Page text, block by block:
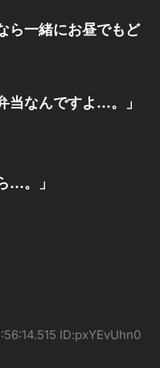
ら一緒にお昼でもど
当なんですよ…。」
…。」
ID:pxYEvUhn0